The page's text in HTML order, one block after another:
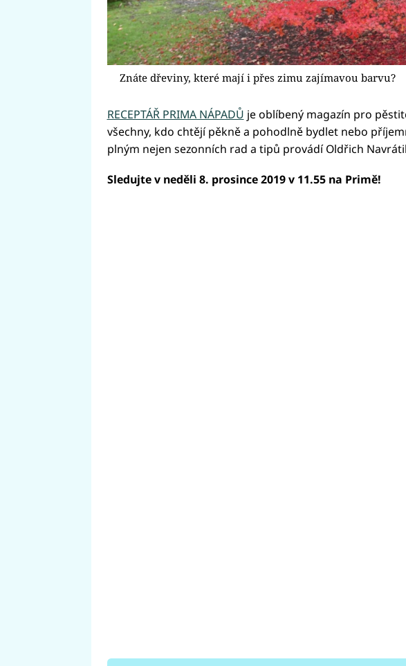
Znáte dřeviny, které mají i přes zimu zajímavou barvu?
RECEPTÁŘ PRIMA NÁPADŮ je oblíbený magazín pro
všechny, kdo chtějí pěkně a pohodlně bydlet nebo
plným nejen sezonních rad a tipů provádí Oldřich
Sledujte v neděli 8. prosince 2019 v 11.55 na Primě!